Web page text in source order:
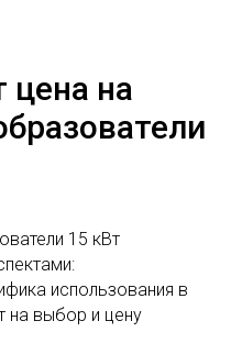
цена на
15 кВт
использования в
на выбор и цену